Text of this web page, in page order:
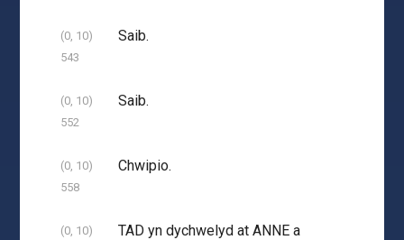
(0, 10)
543
Saib.
(0, 10)
552
Saib.
(0, 10)
558
Chwipio.
(0, 10)
TAD yn dychwelyd at ANNE a